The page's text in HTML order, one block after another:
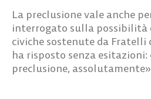
La preclusione vale anche
interrogato sulla possibilità
civiche sostenute da Fratelli
ha risposto senza esitazioni:
preclusione,